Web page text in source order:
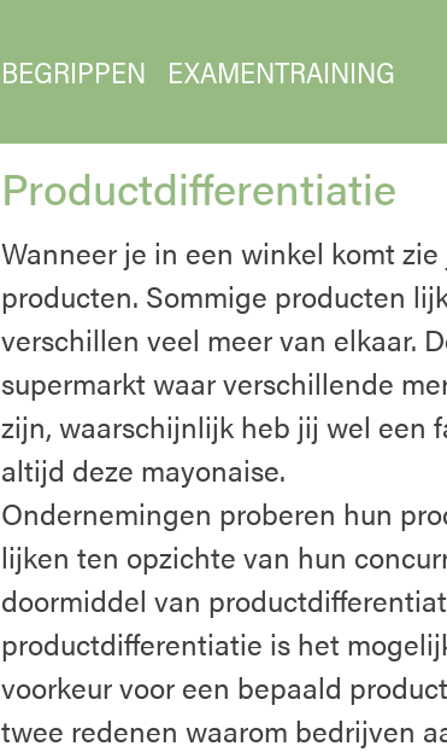
BEGRIPPEN EXAMENTRAINING
Productdifferentiatie
Wanneer je in een winkel komt
producten. Sommige producten
verschillen veel meer van elkaar.
supermarkt waar verschillende
zijn, waarschijnlijk heb jij wel een
altijd deze mayonaise.
Ondernemingen proberen hun
lijken ten opzichte van hun
doormiddel van
productdifferentiatie is het
voorkeur voor een bepaald
twee redenen waarom bedrijven